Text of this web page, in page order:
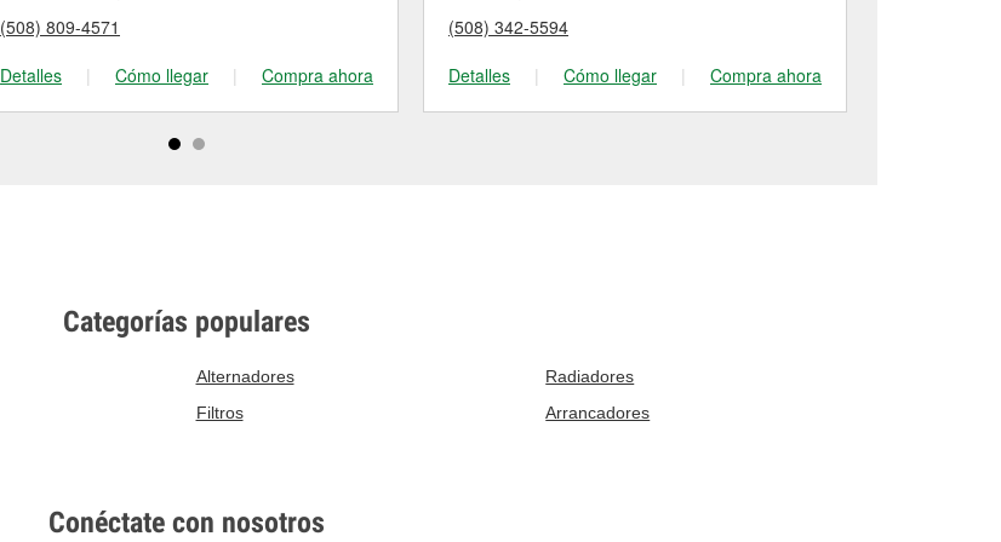
(508) 809-4571
Detalles
| Cómo llegar | Compra ahora
(508) 342-5594
Detalles
| Cómo llegar | Compra ahora
Categorías populares
Alternadores
Radiadores
Filtros Arrancadores
Conéctate con nosotros